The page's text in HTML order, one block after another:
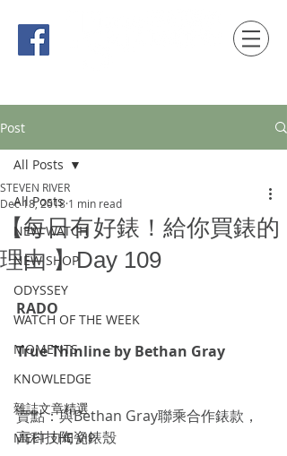
Post
All Posts
NEW WATCH
NEW SHOP
ODYSSEY
WATCH OF THE WEEK
MOMENTS
KNOWLEDGE
雜誌文章精選
MEET THE VIP
All Posts
【每日有好錶！給你買錶的
理由 】Day 109
STEVEN RIVER
Dec 18, 2018 1 min read
RADO
True Thinline by Bethan Gray
賣點：與Bethan Gray聯乘合作錶款，
高科技陶瓷錶殼